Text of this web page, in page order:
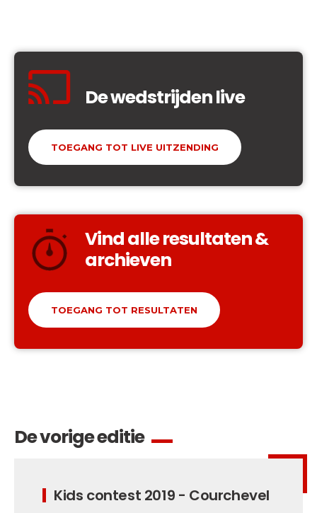
De wedstrijden live
TOEGANG TOT LIVE UITZENDING
Vind alle resultaten &
archieven
TOEGANG TOT RESULTATEN
De vorige editie
Kids contest 2019 - Courchevel